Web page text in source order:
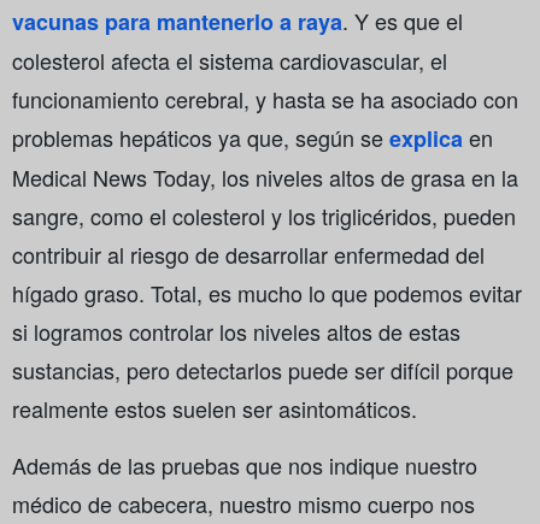
vacunas para mantenerlo a raya. Y es que el
colesterol afecta el sistema cardiovascular, el
funcionamiento cerebral, y hasta se ha asociado con
problemas hepáticos ya que, según seexplicaen
Medical News Today, los niveles altos de grasa en la
sangre, como el colesterol y los triglicéridos, pueden
contribuir al riesgo de desarrollar enfermedad del
hígado graso. Total, es mucho lo que podemos evitar
si logramos controlar los niveles altos de estas
sustancias, pero detectarlos puede ser difícil porque
realmente estos suelen ser asintomáticos.
Además de las pruebas que nos indique nuestro
médico de cabecera, nuestro mismo cuerpo nos